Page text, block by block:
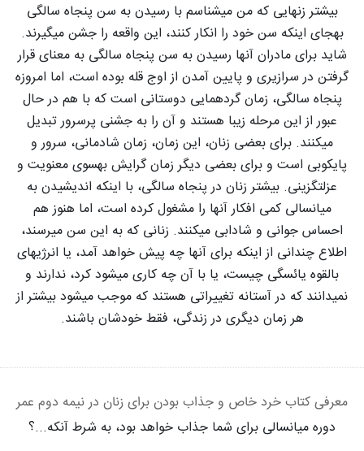
بیشتر زنهایی که من میشناسم با رسیدن به سن پنجاه سالگی
بهجای اینکه سن خود را انکار کنند، این واقعه را جشن میگیرند.
شاید برای مادران آنها رسیدن به سن پنجاه سالگی به معنای قرار
گرفتن در سرازیری و پایین آمدن از اوج قله بوده است، اما امروزه
پنجاه سالگی، زمان گردهمایی دوستانی است که با هم در حال
عبور از این مرحله زیبا هستند و آن را به جشنی پرسرور تبدیل
میکنند. برای بعضی زنان، این زمان، زمان شادمانی، سرور و
پایکوبی است و برای بعضی دیگر زمان گرایش بهسوی معنویت و
عزلتگزینی. بیشتر زنان در پنجاه سالگی، با اینکه اندیشیدن به
میانسالی کمی افکار آنها را مشغول کرده است، اما هنوز هم
احساس جوانی و شادابی میکنند. زنانی که به این سن میرسند،
اطلاع چندانی از اینکه برای آنها چه پیش خواهد آمد، یا انرژیهای
بالقوه یائسگی چیست، یا با آن چه کاری میشود کرد، ندارند و
نمیدانند که در آستانه تغییراتی هستند که موجب میشود بیشتر از
هر زمان دیگری در زندگی، فقط خودشان باشند.
معرفی کتاب خرد خاص و جذاب بودن برای زنان در نیمه دوم عمر
دوره میانسالی برای شما جذاب خواهد بود، به شرط آنکه...؟